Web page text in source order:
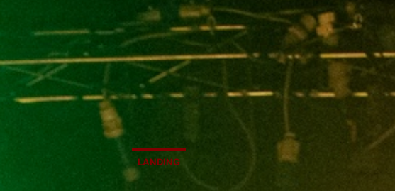
+393401974468
Ascoltaci dal pc
Sostieni Radio Città Aperta
LANDING